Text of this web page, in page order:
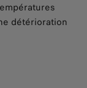
détérioration